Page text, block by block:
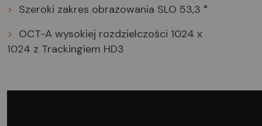
> Szeroki zakres obrazowania SLO 53,3 °
> OCT-A wysokiej rozdzielczości 1024 x
1024 z Trackingiem HD3